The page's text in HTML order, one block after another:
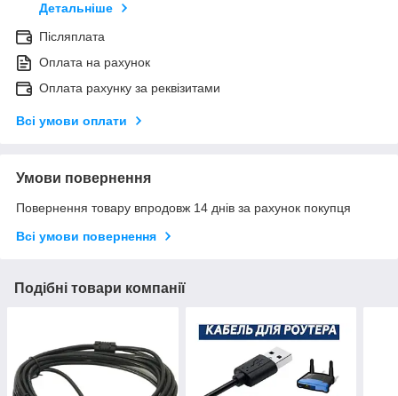
Детальніше
Післяплата
Оплата на рахунок
Оплата рахунку за реквізитами
Всі умови оплати
Умови повернення
Повернення товару впродовж 14 днів за рахунок покупця
Всі умови повернення
Подібні товари компанії